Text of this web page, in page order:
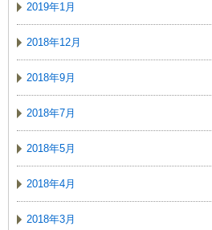
2019年1月
2018年12月
2018年9月
2018年7月
2018年5月
2018年4月
2018年3月